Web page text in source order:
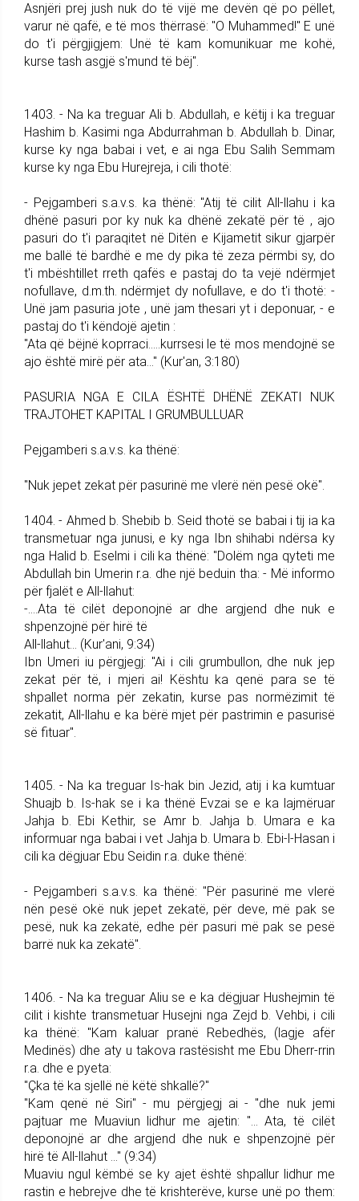
Asnjëri prej jush nuk do të vijë me devën që po pëllet,
varur në qafë, e të mos thërrasë: "O Muhammed!" E unë
do t'i përgjigjem: Unë të kam komunikuar me kohë,
kurse tash asgjë s'mund të bëj".
1403. - Na ka treguar Ali b. Abdullah, e këtij i ka treguar
Hashim b. Kasimi nga Abdurrahman b. Abdullah b. Dinar,
kurse ky nga babai i vet, e ai nga Ebu Salih Semmam
kurse ky nga Ebu Hurejreja, i cili thotë:
- Pejgamberi s.a.v.s. ka thënë: "Atij të cilit All-llahu i ka
dhënë pasuri por ky nuk ka dhënë zekatë për të , ajo
pasuri do t'i paraqitet në Ditën e Kijametit sikur gjarpër
me ballë të bardhë e me dy pika të zeza përmbi sy, do
t'i mbështillet rreth qafës e pastaj do ta vejë ndërmjet
nofullave, d.m.th. ndërmjet dy nofullave, e do t'i thotë: -
Unë jam pasuria jote , unë jam thesari yt i deponuar, - e
pastaj do t'i këndojë ajetin :
"Ata që bëjnë koprraci.....kurrsesi le të mos mendojnë se
ajo është mirë për ata..." (Kur'an, 3:180)
PASURIA NGA E CILA ËSHTË DHËNË ZEKATI NUK
TRAJTOHET KAPITAL I GRUMBULLUAR
Pejgamberi s.a.v.s. ka thënë:
"Nuk jepet zekat për pasurinë me vlerë nën pesë okë".
1404. - Ahmed b. Shebib b. Seid thotë se babai i tij ia ka
transmetuar nga junusi, e ky nga Ibn shihabi ndërsa ky
nga Halid b. Eselmi i cili ka thënë: "Dolëm nga qyteti me
Abdullah bin Umerin r.a. dhe një beduin tha: - Më informo
për fjalët e All-llahut:
-....Ata të cilët deponojnë ar dhe argjend dhe nuk e
shpenzojnë për hirë të
All-llahut... (Kur'ani, 9:34)
Ibn Umeri iu përgjegj: "Ai i cili grumbullon, dhe nuk jep
zekat për të, i mjeri ai! Kështu ka qenë para se të
shpallet norma për zekatin, kurse pas normëzimit të
zekatit, All-llahu e ka bërë mjet për pastrimin e pasurisë
së fituar".
1405. - Na ka treguar Is-hak bin Jezid, atij i ka kumtuar
Shuajb b. Is-hak se i ka thënë Evzai se e ka lajmëruar
Jahja b. Ebi Kethir, se Amr b. Jahja b. Umara e ka
informuar nga babai i vet Jahja b. Umara b. Ebi-l-Hasan i
cili ka dëgjuar Ebu Seidin r.a. duke thënë:
- Pejgamberi s.a.v.s. ka thënë: "Për pasurinë me vlerë
nën pesë okë nuk jepet zekatë, për deve, më pak se
pesë, nuk ka zekatë, edhe për pasuri më pak se pesë
barrë nuk ka zekatë".
1406. - Na ka treguar Aliu se e ka dëgjuar Hushejmin të
cilit i kishte transmetuar Husejni nga Zejd b. Vehbi, i cili
ka thënë: "Kam kaluar pranë Rebedhës, (lagje afër
Medinës) dhe aty u takova rastësisht me Ebu Dherr-rrin
r.a. dhe e pyeta:
"Çka të ka sjellë në këtë shkallë?"
"Kam qenë në Siri" - mu përgjegj ai - "dhe nuk jemi
pajtuar me Muaviun lidhur me ajetin: "... Ata, të cilët
deponojnë ar dhe argjend dhe nuk e shpenzojnë për
hirë të All-llahut ..." (9:34)
Muaviu ngul këmbë se ky ajet është shpallur lidhur me
rastin e hebrejve dhe të krishterëve, kurse unë po them: